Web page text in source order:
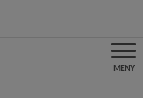
MENY